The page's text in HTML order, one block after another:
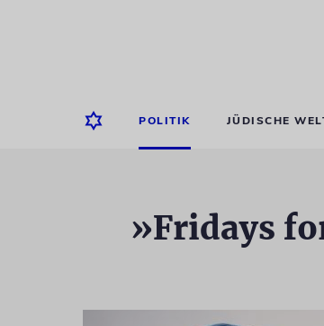
POLITIK JÜDISCHE
»Fridays